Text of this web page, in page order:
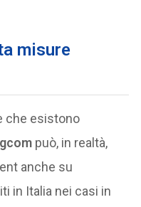
misure
che esistono
può, in realtà,
anche su
in Italia nei casi in